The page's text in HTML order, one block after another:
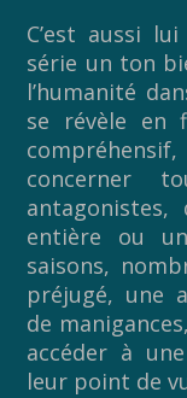
C’est aussi
série un ton
l’humanité
se révèle en
concerner
entière ou
saisons,
préjugé, une
de
accéder à
leur point de